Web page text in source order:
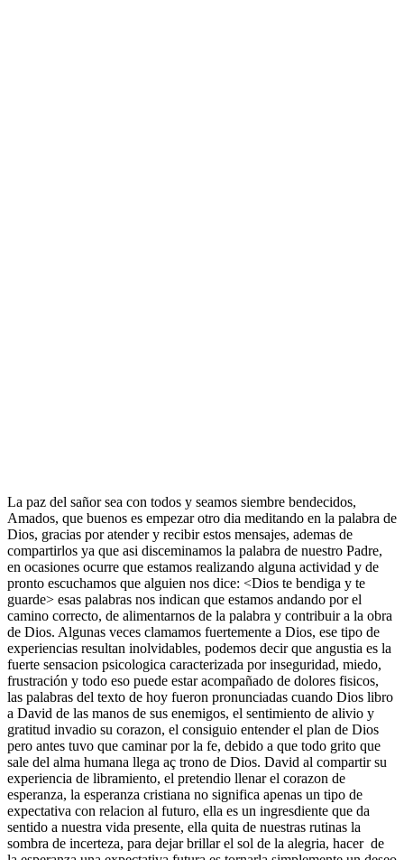
La paz del sañor sea con todos y seamos siembre bendecidos,
Amados, que buenos es empezar otro dia meditando en la palabra de
Dios, gracias por atender y recibir estos mensajes, ademas de
compartirlos ya que asi disceminamos la palabra de nuestro Padre,
en ocasiones ocurre que estamos realizando alguna actividad y de
pronto escuchamos que alguien nos dice: <Dios te bendiga y te
guarde> esas palabras nos indican que estamos andando por el
camino correcto, de alimentarnos de la palabra y contribuir a la obra
de Dios. Algunas veces clamamos fuertemente a Dios, ese tipo de
experiencias resultan inolvidables, podemos decir que angustia es la
fuerte sensacion psicologica caracterizada por inseguridad, miedo,
frustración y todo eso puede estar acompañado de dolores fisicos,
las palabras del texto de hoy fueron pronunciadas cuando Dios libro
a David de las manos de sus enemigos, el sentimiento de alivio y
gratitud invadio su corazon, el consiguio entender el plan de Dios
pero antes tuvo que caminar por la fe, debido a que todo grito que
sale del alma humana llega aç trono de Dios. David al compartir su
experiencia de libramiento, el pretendio llenar el corazon de
esperanza, la esperanza cristiana no significa apenas un tipo de
expectativa con relacion al futuro, ella es un ingresdiente que da
sentido a nuestra vida presente, ella quita de nuestras rutinas la
sombra de incerteza, para dejar brillar el sol de la alegria, hacer de